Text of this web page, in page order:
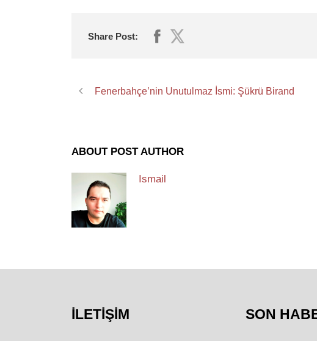
Share Post:
Fenerbahçe’nin Unutulmaz İsmi: Şükrü Birand
ABOUT POST AUTHOR
Ismail
İLETIŞIM SON